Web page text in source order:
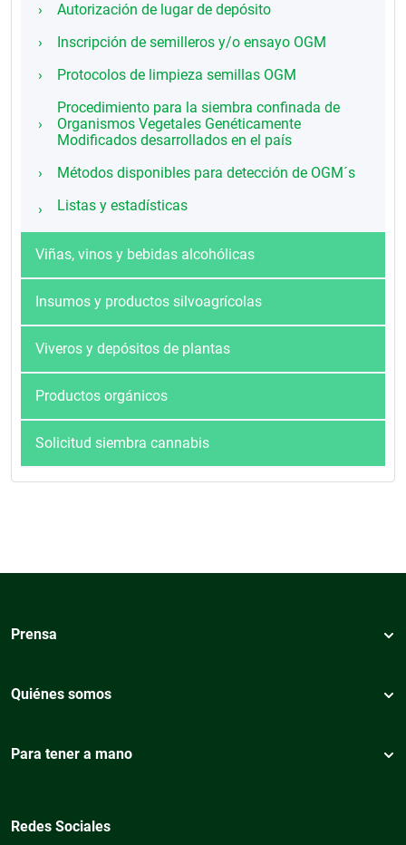
Autorización de lugar de depósito
Inscripción de semilleros y/o ensayo OGM
Protocolos de limpieza semillas OGM
Procedimiento para la siembra confinada de
Organismos Vegetales Genéticamente
Modificados desarrollados en el país
Métodos disponibles para detección de OGM´s
Listas y estadísticas
Viñas, vinos y bebidas alcohólicas
Insumos y productos silvoagrícolas
Viveros y depósitos de plantas
Productos orgánicos
Solicitud siembra cannabis
Prensa
Quiénes somos
Para tener a mano
Redes Sociales